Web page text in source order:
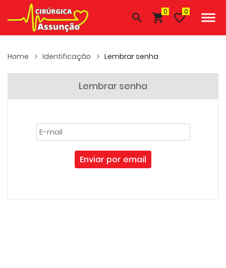
0
Home Identificação Lembrar senha
Lembrar senha